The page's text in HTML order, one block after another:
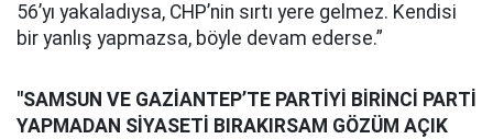
56’yı yakaladıysa, CHP’nin sırtı yere gelmez. Kendisi
bir yanlış yapmazsa, böyle devam ederse.”
"SAMSUN VE GAZİANTEP’TE PARTİYİ BİRİNCİ PARTİ
YAPMADAN SİYASETİ BIRAKIRSAM GÖZÜM AÇIK